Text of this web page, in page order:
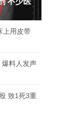
上用皮带
爆料人发声
致1死3重